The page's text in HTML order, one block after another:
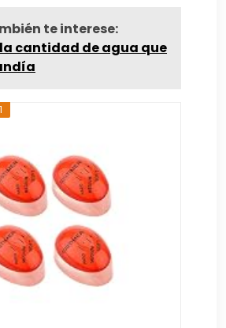
te interese:
cantidad de agua que